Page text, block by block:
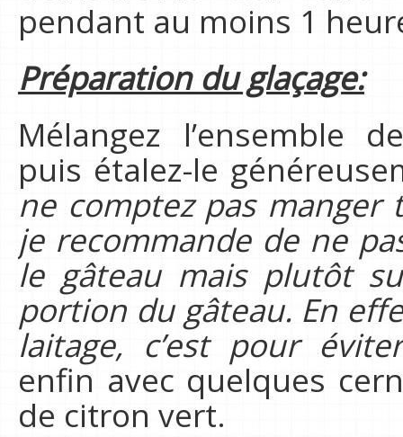
pendant au moins 1
Préparation du glaçage:
Mélangez l’ensemble
puis étalez-le
ne comptez pas
je recommande de ne
le gâteau mais plutôt
portion du gâteau. En
laitage, c’est pour
enfin avec quelques
de citron vert.